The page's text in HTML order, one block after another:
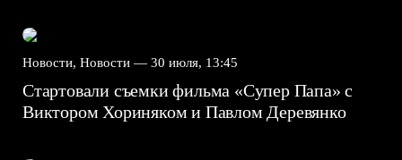
Новости, Новости — 30 июля, 13:45
Стартовали съемки фильма «Супер Папа» с
Виктором Хориняком и Павлом Деревянко